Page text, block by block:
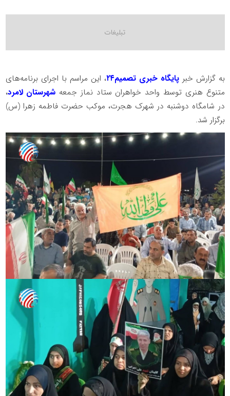
به گزارش خبر پایگاه خبری تصمیم۲۴
، این مراسم با اجرای برنامه‌های
متنوع هنری توسط واحد خواهران ستاد نماز جمعه شهرستان لامرد،
در شامگاه دوشنبه در شهرک هجرت، موکب حضرت فاطمه زهرا (س)
برگزار شد.